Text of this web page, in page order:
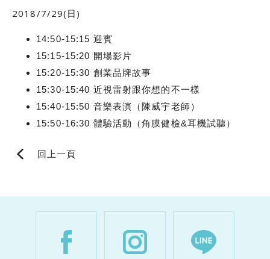
2018/7/29(日)
14:50-15:15 迎賓
15:15-15:20 開場影片
15:20-15:30 創業品牌故事
15:30-15:40 近視雷射跟你想的不一樣
15:40-15:50 音樂表演（陳威宇老師）
15:50-16:30 體驗活動（角膜健檢&耳機試聽）
回上一頁